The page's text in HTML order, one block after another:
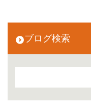
ブログ検索